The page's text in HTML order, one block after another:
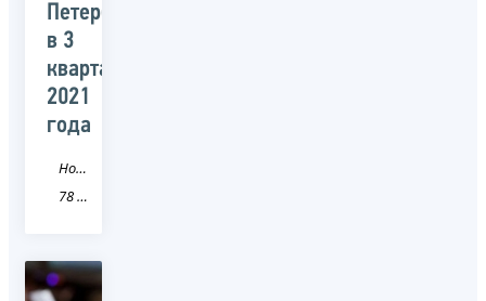
Петербургу
в 3
квартале
2021
года
Новость
78 Санкт-Петербург